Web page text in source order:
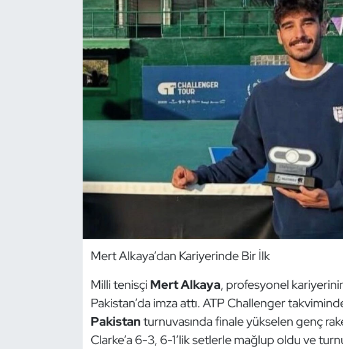
Mert Alkaya’dan Kariyerinde Bir İlk
Milli tenisçi Mert Alkaya, profesyonel
Pakistan’da imza attı. ATP Challenger
Pakistanturnuvasında finale yükselen genç
Clarke’a 6-3, 6-1’lik setlerle mağlup oldu ve
Buz Pateni
Çim Hokeyi
Cimnastik
Dans Sporları